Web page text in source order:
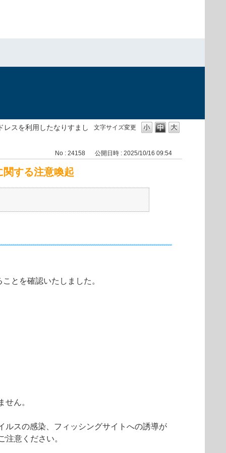
文字サイズ変更
レスを利用したなりすまし
No : 24158 公開日時 : 2025/10/16 09:54
関する注意喚起
とを確認いたしました。
ん。
ルスの感染、フィッシングサイトへの誘導が
意ください。